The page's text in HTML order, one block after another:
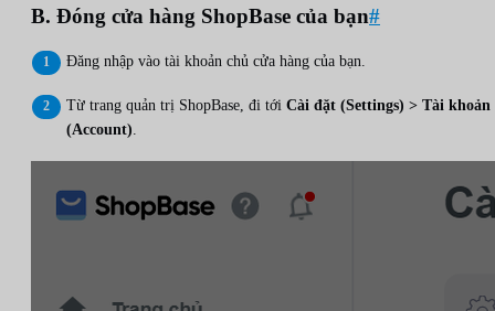
B. Đóng cửa hàng ShopBase của bạn#
Đăng nhập vào tài khoản chủ cửa hàng của bạn.
Từ trang quản trị ShopBase, đi tới Cài đặt (Settings) > Tài khoản
(Account)